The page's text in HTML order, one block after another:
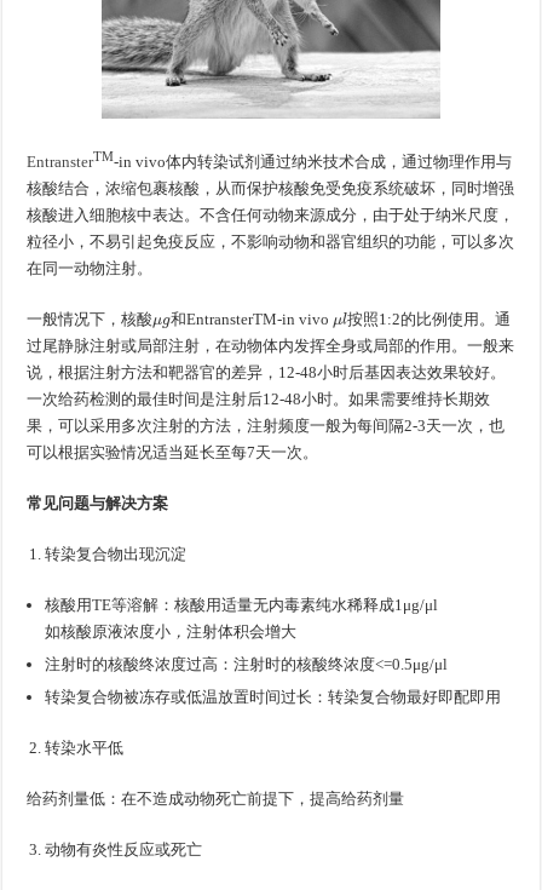
EntransterTM-in vivo体内转染试剂通过纳米技术合成，通过物理作用与
核酸结合，浓缩包裹核酸，从而保护核酸免受免疫系统破坏，同时增强
核酸进入细胞核中表达。不含任何动物来源成分，由于处于纳米尺度，
粒径小，不易引起免疫反应，不影响动物和器官组织的功能，可以多次
在同一动物注射。
一般情况下，核酸 和EntransterTM-in vivo l按照1:2的比例使用。通
过尾静脉注射或局部注射，在动物体内发挥全身或局部的作用。一般来
说，根据注射方法和靶器官的差异，12-48小时后基因表达效果较好。
一次给药检测的最佳时间是注射后12-48小时。如果需要维持长期效
果，可以采用多次注射的方法，注射频度一般为每间隔2-3天一次，也
可以根据实验情况适当延长至每7天一次。
常见问题与解决方案
转染复合物出现沉淀
核酸用TE等溶解：核酸用适量无内毒素纯水稀释成1μg/μl
如核酸 原液浓 度 小 ，注 射 体积 会增 大
注射时的核酸终浓度过高：注射时的核酸终浓度<=0.5μg/μl
转染复合物被冻存或低温放置时间过长：转染复合物最好即配即用
转染水平低
给药剂量低：在不造成动物死亡前提下，提高给药剂量
动物有炎性反应或死亡